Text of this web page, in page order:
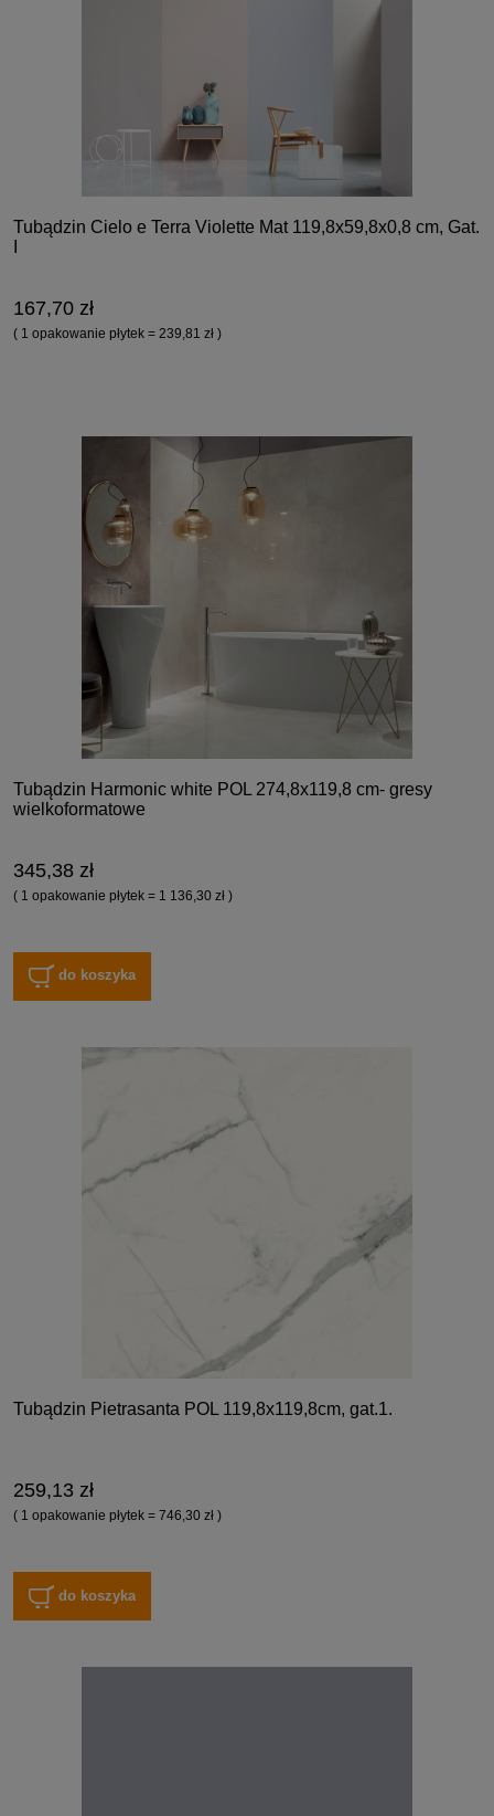
Tubądzin Cielo e Terra Violette Mat 119,8x59,8x0,8 cm, Gat.
167,70 zł
( 1 opakowanie płytek = 239,81 zł )
Tubądzin Harmonic white POL 274,8x119,8 cm- gresy
wielkoformatowe
345,38 zł
( 1 opakowanie płytek = 1 136,30 zł )
do koszyka
Tubądzin Pietrasanta POL 119,8x119,8cm, gat.1.
259,13 zł
( 1 opakowanie płytek = 746,30 zł )
do koszyka